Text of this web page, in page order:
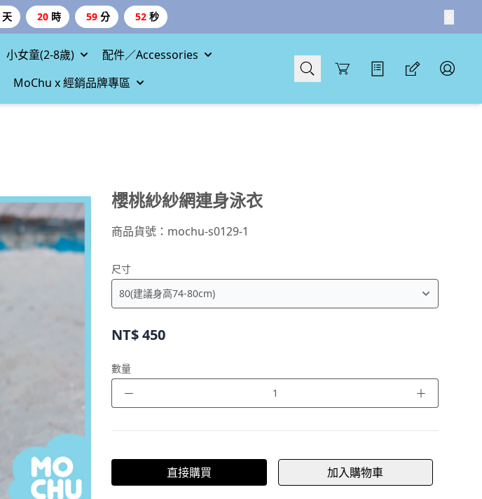
天 20 時 59 分 50 秒
小女童(2-8歲)
配件／Accessories
MoChu x 經銷品牌專區
Cart
櫻桃紗紗網連身泳衣
商品貨號： mochu-s0129-1
尺寸
NT$450
數量
－ ＋
直接購買 加入購物車